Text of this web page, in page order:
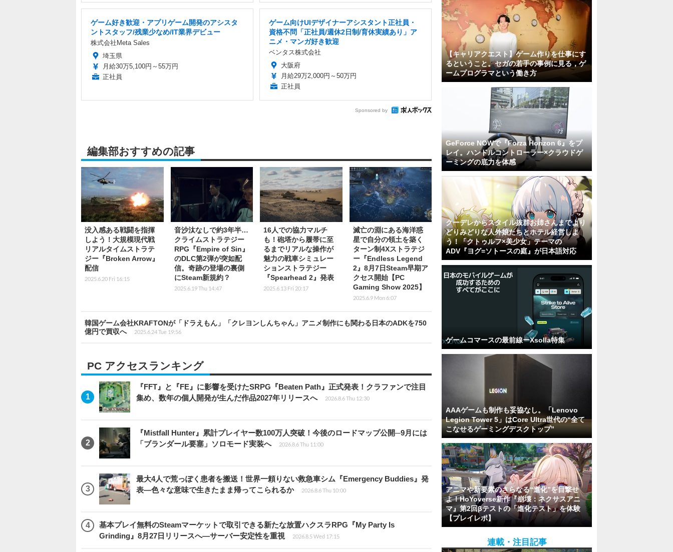
ゲーム好き歓迎・アプリゲーム開発のアシスタ
ントスタッフ/残業少なめ/IT業界デビュー
株式会社Meta Sales
埼玉県
月給30万5,100円～55万円
正社員
ゲーム向けUIデザイナーアシスタント正社員・
資格不問「正社員/週休2日制/育休実績あり」ア
ニメ・マンガ好き歓迎
ベンタス株式会社
大阪府
月給29万2,000円～50万円
正社員
Sponsored by
編集部おすすめの記事
没入感ある戦闘を指揮
しよう！大規模現代戦
リアルタイムストラテ
ジー『Broken Arrow』
配信
2025.6.20 Fri 16:15
音沙汰なしで約3年半…
クライムストラテジー
RPG『Empire of Sin』
のDLC第2弾が突如配
信。奇跡の登場の裏側
にSteam新規約？
2025.6.19 Thu 14:47
16人での協力マルチ
も！砲塔から履帯に至
るまでリアルな操作が
魅力の戦車シミュレー
ションストラテジー
『Spearhead 2』発表
2025.6.13 Fri 20:17
滅亡の淵にある海洋惑
星で自分の領土を築く
ターン制4Xストラテジ
ー『Endless Legend
2』8月7日Steam早期ア
クセス開始【PC
Gaming Show 2025】
2025.6.9 Mon 6:07
韓国ゲーム会社KRAFTONが「ドラえもん」「クレヨンしんちゃん」アニメ制作にも関わる日本のADKを750
億円で買収へ
2025.6.24 Tue 19:56
PC アクセスランキング
『FFT』と『FE』に影響を受けたSRPG『Beaten Path』正式発表！クラファンで注目
集め、数年の個人開発が生んだ作品2027年リリースへ
2026.8.6 Thu 12:30
『Mistfall Hunter』累計プレイヤー数100万人突破！今後のロードマップ公開─9月には
「ブランダール要塞」ソロモード実装へ
2026.8.6 Thu 11:00
最大4人で荒っぽく患者を搬送！世界一頼りない救急車シム『Emergency Buddies』発
表―色々な意味で生きたまま帰ってこられるか
2026.8.6 Thu 10:00
基本プレイ無料のSteamマーケットで取引できる新たな放置ハクスラRPG『My Party Is
Grinding』8月27日リリースへ―サーバー安定性を重視
2026.8.5 Wed 17:15
【キャリアクエスト】ゲーム作りを仕事にす
るということ。セガの若手の事例に見る，ゲ
ームプログラマという働き方
GeForce NOWで『Forza Horizon 6』をプ
レイ。ハンドルコントローラー×クラウドゲ
ーミングの底力を体感
クーデレからスタイル抜群お姉さんまでより
どりみどりな人外娘たちとホテル経営しよ
う！「クトゥルフ×美少女」テーマの
ADV『ヨグ=ソトースの庭』が日本語対応
ゲームコマースの最前線ーXsolla特集
AAAゲームも制作も妥協なし。「Lenovo
Legion Tower 5」はCore Ultra世代の“全て
こなせるゲーミングデスクトップ”
アニマや新要素のさらなる“進化”を目撃せ
よ！HoYoverse新作『崩壊：ネクサスアニ
マ』第2回βテストの「進化テスト」を体験
【プレイレポ】
連載・注目記事